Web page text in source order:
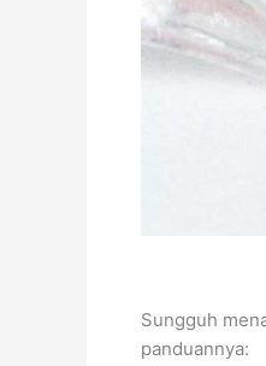
Sungguh
panduannya: